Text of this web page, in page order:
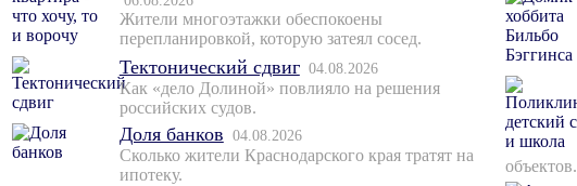
Жители многоэтажки обеспокоены
перепланировкой, которую затеял сосед.
Тектонический сдвиг 04.08.2026
Как «дело Долиной» повлияло на решения
российских судов.
Доля банков 04.08.2026
Сколько жители Краснодарского края тратят на
ипотеку.
объектов.